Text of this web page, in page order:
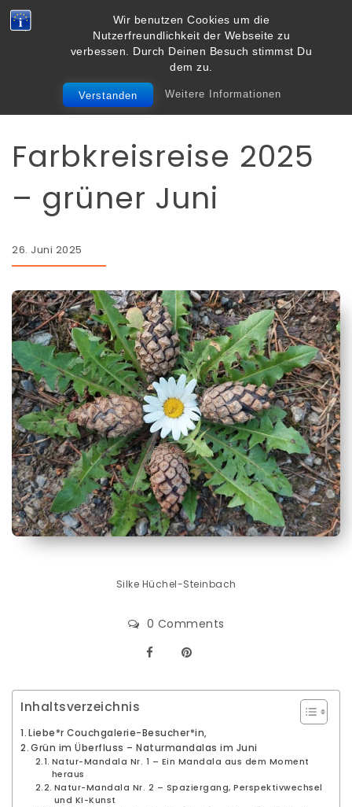
Wir benutzen Cookies um die
Nutzerfreundlichkeit der Webseite zu
verbessen. Durch Deinen Besuch stimmst Du
dem zu.
Verstanden Weitere Informationen
Skip to content
Vielbegabt.de
Toggle
navigation
#farbkreisreise Mandala
Farbkreisreise 2025
– grüner Juni
26. Juni 2025
Silke Hüchel-Steinbach
0 Comments
Inhaltsverzeichnis
Liebe*r Couchgalerie-Besucher*in,
Grün im Überfluss – Naturmandalas im Juni
Natur-Mandala Nr. 1 – Ein Mandala aus dem Moment
heraus
Natur-Mandala Nr. 2 – Spaziergang, Perspektivwechsel
und KI-Kunst